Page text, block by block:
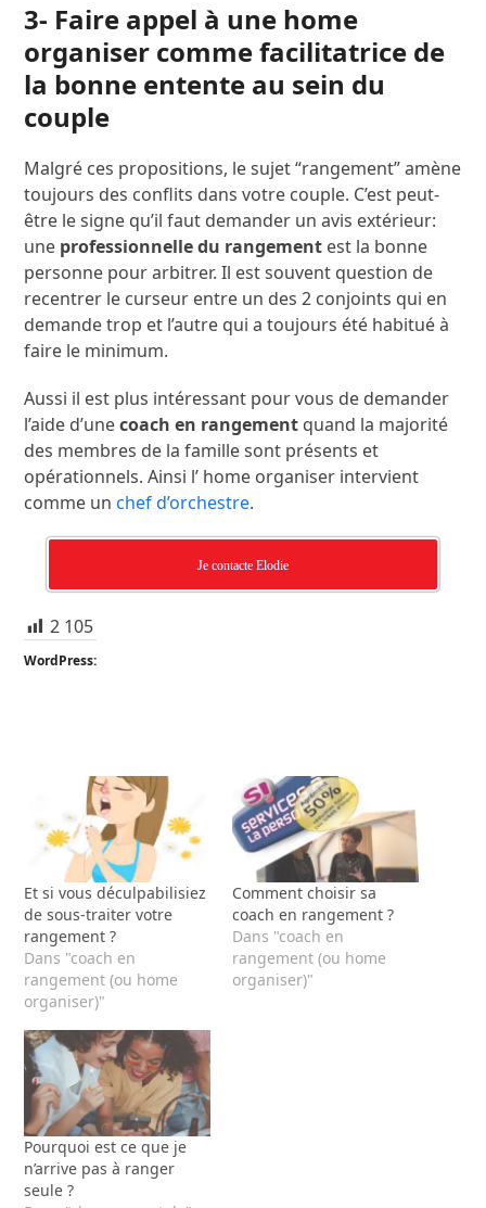
3- Faire appel à une home
organiser comme facilitatrice de
la bonne entente au sein du
couple
Malgré ces propositions, le sujet “rangement” amène
toujours des conflits dans votre couple. C’est peut-
être le signe qu’il faut demander un avis extérieur:
une professionnelle du rangement est la bonne
personne pour arbitrer. Il est souvent question de
recentrer le curseur entre un des 2 conjoints qui en
demande trop et l’autre qui a toujours été habitué à
faire le minimum.
Aussi il est plus intéressant pour vous de demander
l’aide d’unecoach en rangement quand la majorité
des membres de la famille sont présents et
opérationnels. Ainsi l’ home organiser intervient
comme unchef d’orchestre.
Je contacte Elodie
2 105
WordPress:
Et si vous déculpabilisiez
de sous-traiter votre
rangement ?
Dans "coach en
rangement (ou home
organiser)"
Comment choisir sa
coach en rangement ?
Dans "coach en
rangement (ou home
organiser)"
Pourquoi est ce que je
n’arrive pas à ranger
seule ?